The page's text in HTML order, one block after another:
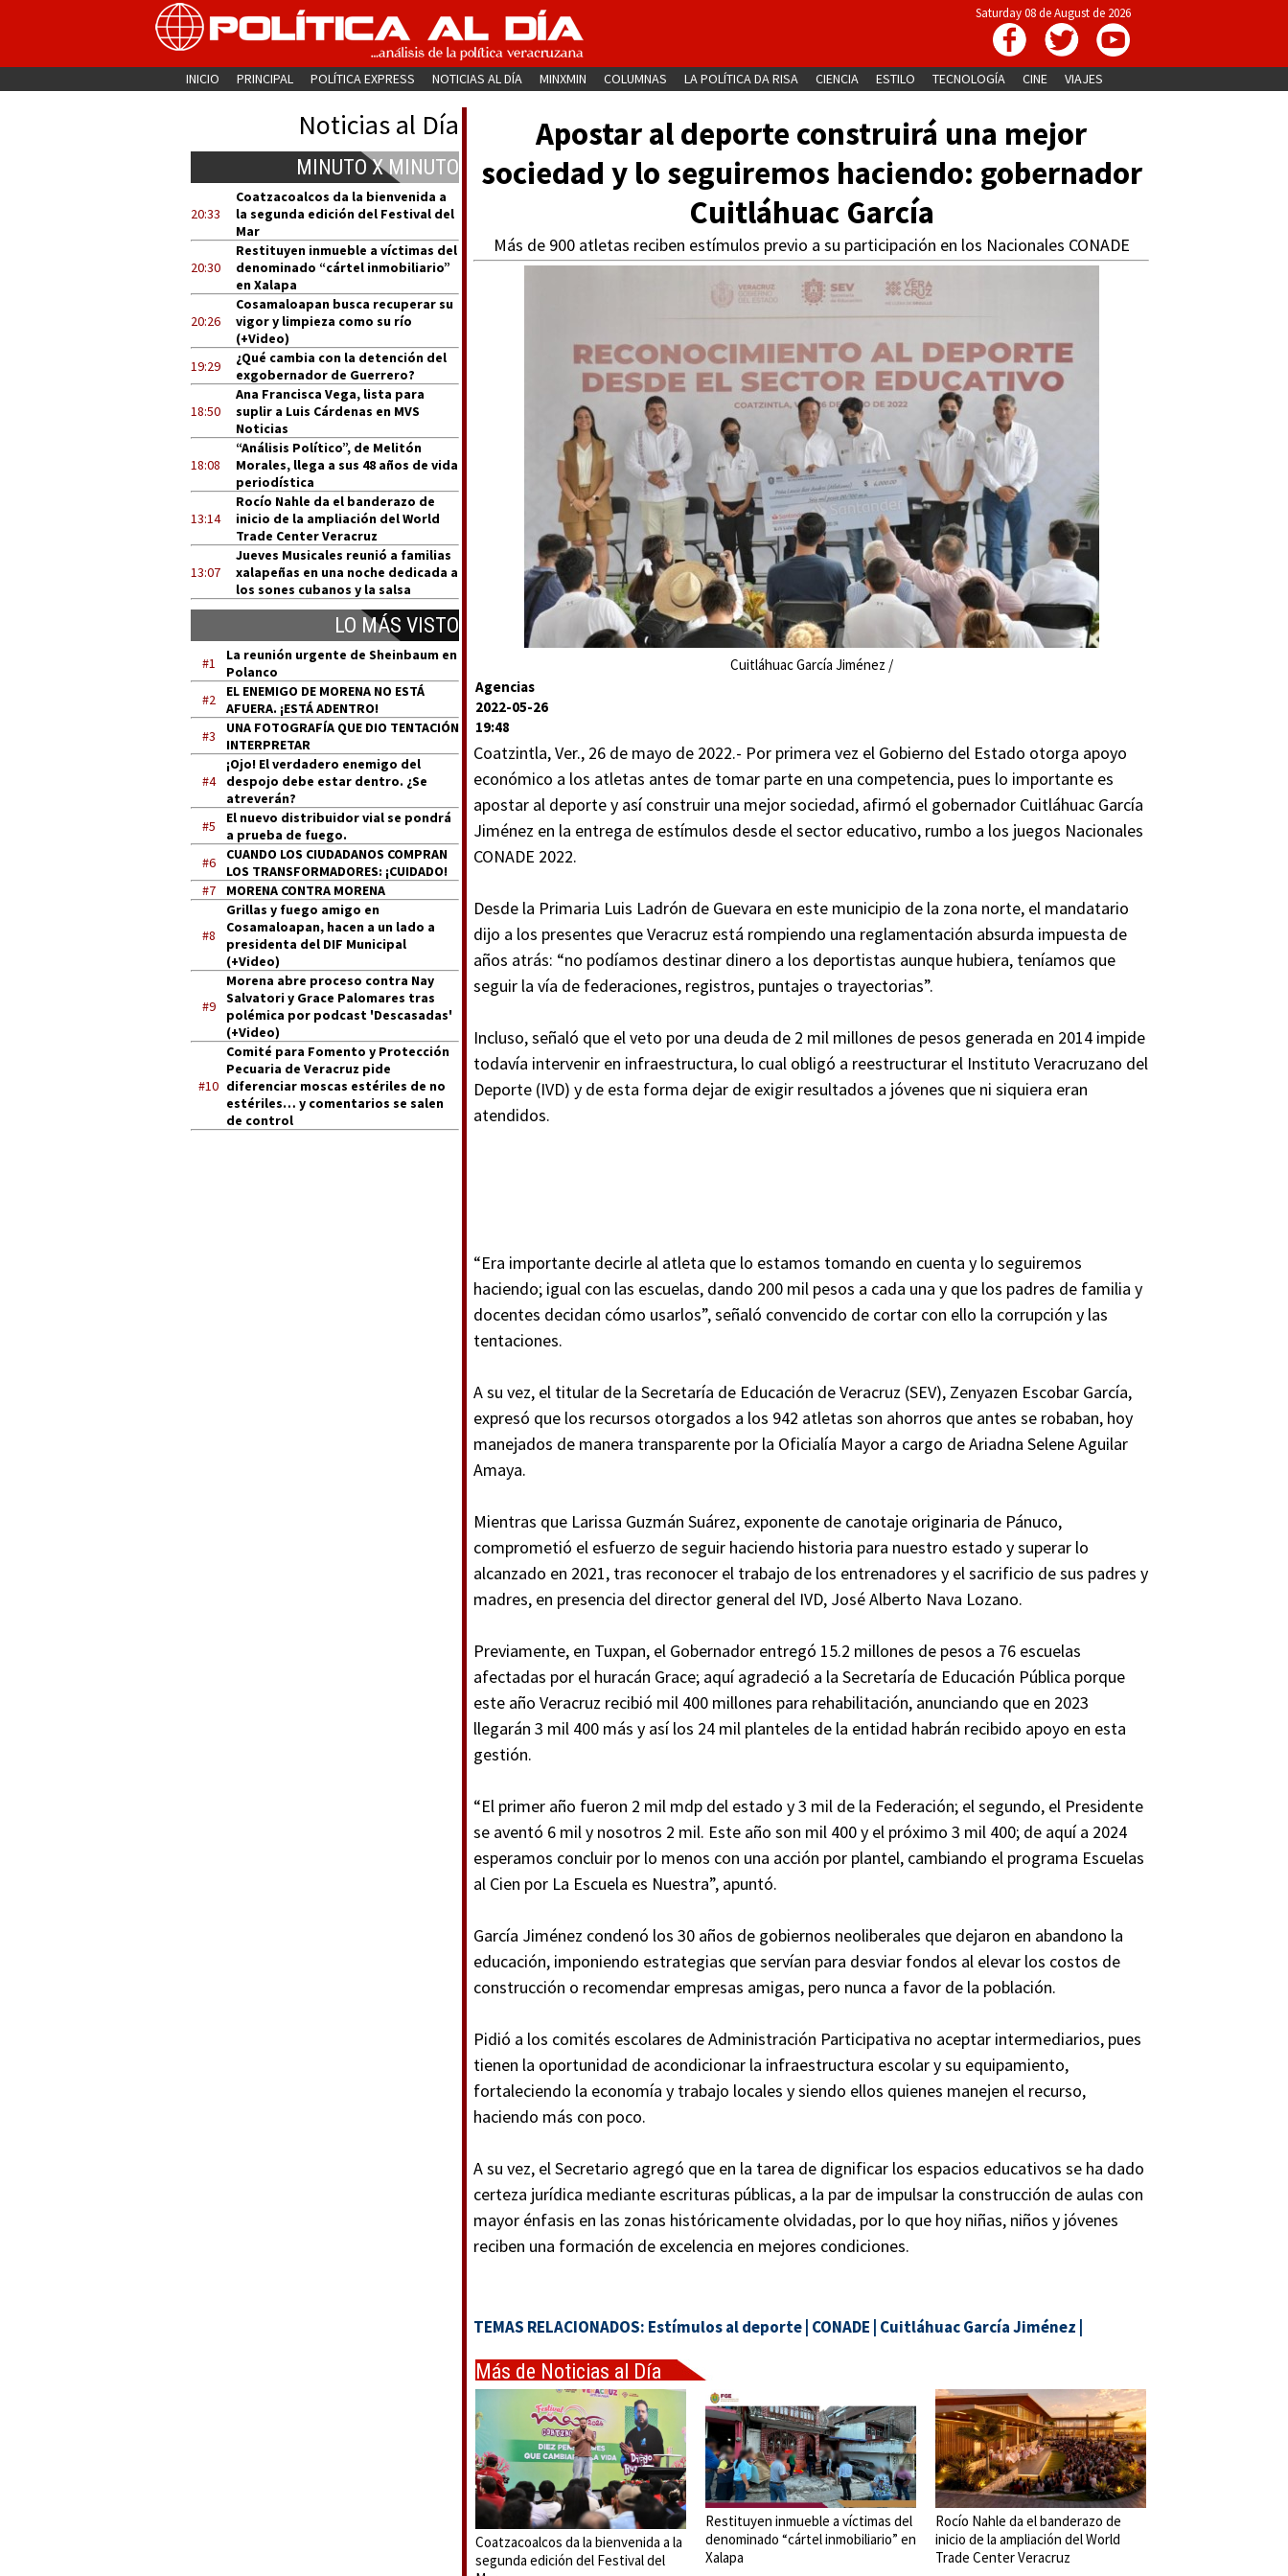
Saturday 08 de August de 2026
INICIO PRINCIPAL POLÍTICA EXPRESS NOTICIAS AL DÍA MINXMIN COLUMNAS LA POLÍTICA DA RISA CIENCIA ESTILO TECNOLOGÍA CINE VIAJES
Noticias al Día
MINUTO X MINUTO
20:33
Coatzacoalcos da la bienvenida a
la segunda edición del Festival del
Mar
20:30
Restituyen inmueble a víctimas del
denominado “cártel inmobiliario”
en Xalapa
20:26
Cosamaloapan busca recuperar su
vigor y limpieza como su río
(+Video)
19:29
¿Qué cambia con la detención del
exgobernador de Guerrero?
18:50
Ana Francisca Vega, lista para
suplir a Luis Cárdenas en MVS
Noticias
18:08
“Análisis Político”, de Melitón
Morales, llega a sus 48 años de vida
periodística
13:14
Rocío Nahle da el banderazo de
inicio de la ampliación del World
Trade Center Veracruz
13:07
Jueves Musicales reunió a familias
xalapeñas en una noche dedicada a
los sones cubanos y la salsa
LO MÁS VISTO
#1
La reunión urgente de Sheinbaum en
Polanco
#2
EL ENEMIGO DE MORENA NO ESTÁ
AFUERA. ¡ESTÁ ADENTRO!
#3
UNA FOTOGRAFÍA QUE DIO TENTACIÓN
INTERPRETAR
#4
¡Ojo! El verdadero enemigo del
despojo debe estar dentro. ¿Se
atreverán?
#5
El nuevo distribuidor vial se pondrá
a prueba de fuego.
#6
CUANDO LOS CIUDADANOS COMPRAN
LOS TRANSFORMADORES: ¡CUIDADO!
#7
MORENA CONTRA MORENA
#8
Grillas y fuego amigo en
Cosamaloapan, hacen a un lado a
presidenta del DIF Municipal
(+Video)
#9
Morena abre proceso contra Nay
Salvatori y Grace Palomares tras
polémica por podcast 'Descasadas'
(+Video)
#10
Comité para Fomento y Protección
Pecuaria de Veracruz pide
diferenciar moscas estériles de no
estériles… y comentarios se salen
de control
Apostar al deporte construirá una mejor
sociedad y lo seguiremos haciendo: gobernador
Cuitláhuac García
Más de 900 atletas reciben estímulos previo a su participación en los Nacionales CONADE
Cuitláhuac García Jiménez /
Agencias
2022-05-26
19:48
Coatzintla, Ver., 26 de mayo de 2022.- Por primera vez el Gobierno del Estado otorga apoyo
económico a los atletas antes de tomar parte en una competencia, pues lo importante es
apostar al deporte y así construir una mejor sociedad, afirmó el gobernador Cuitláhuac García
Jiménez en la entrega de estímulos desde el sector educativo, rumbo a los juegos Nacionales
CONADE 2022.
Desde la Primaria Luis Ladrón de Guevara en este municipio de la zona norte, el mandatario
dijo a los presentes que Veracruz está rompiendo una reglamentación absurda impuesta de
años atrás: “no podíamos destinar dinero a los deportistas aunque hubiera, teníamos que
seguir la vía de federaciones, registros, puntajes o trayectorias”.
Incluso, señaló que el veto por una deuda de 2 mil millones de pesos generada en 2014 impide
todavía intervenir en infraestructura, lo cual obligó a reestructurar el Instituto Veracruzano del
Deporte (IVD) y de esta forma dejar de exigir resultados a jóvenes que ni siquiera eran
atendidos.
“Era importante decirle al atleta que lo estamos tomando en cuenta y lo seguiremos
haciendo; igual con las escuelas, dando 200 mil pesos a cada una y que los padres de familia y
docentes decidan cómo usarlos”, señaló convencido de cortar con ello la corrupción y las
tentaciones.
A su vez, el titular de la Secretaría de Educación de Veracruz (SEV), Zenyazen Escobar García,
expresó que los recursos otorgados a los 942 atletas son ahorros que antes se robaban, hoy
manejados de manera transparente por la Oficialía Mayor a cargo de Ariadna Selene Aguilar
Amaya.
Mientras que Larissa Guzmán Suárez, exponente de canotaje originaria de Pánuco,
comprometió el esfuerzo de seguir haciendo historia para nuestro estado y superar lo
alcanzado en 2021, tras reconocer el trabajo de los entrenadores y el sacrificio de sus padres y
madres, en presencia del director general del IVD, José Alberto Nava Lozano.
Previamente, en Tuxpan, el Gobernador entregó 15.2 millones de pesos a 76 escuelas
afectadas por el huracán Grace; aquí agradeció a la Secretaría de Educación Pública porque
este año Veracruz recibió mil 400 millones para rehabilitación, anunciando que en 2023
llegarán 3 mil 400 más y así los 24 mil planteles de la entidad habrán recibido apoyo en esta
gestión.
“El primer año fueron 2 mil mdp del estado y 3 mil de la Federación; el segundo, el Presidente
se aventó 6 mil y nosotros 2 mil. Este año son mil 400 y el próximo 3 mil 400; de aquí a 2024
esperamos concluir por lo menos con una acción por plantel, cambiando el programa Escuelas
al Cien por La Escuela es Nuestra”, apuntó.
García Jiménez condenó los 30 años de gobiernos neoliberales que dejaron en abandono la
educación, imponiendo estrategias que servían para desviar fondos al elevar los costos de
construcción o recomendar empresas amigas, pero nunca a favor de la población.
Pidió a los comités escolares de Administración Participativa no aceptar intermediarios, pues
tienen la oportunidad de acondicionar la infraestructura escolar y su equipamiento,
fortaleciendo la economía y trabajo locales y siendo ellos quienes manejen el recurso,
haciendo más con poco.
A su vez, el Secretario agregó que en la tarea de dignificar los espacios educativos se ha dado
certeza jurídica mediante escrituras públicas, a la par de impulsar la construcción de aulas con
mayor énfasis en las zonas históricamente olvidadas, por lo que hoy niñas, niños y jóvenes
reciben una formación de excelencia en mejores condiciones.
TEMAS RELACIONADOS: Estímulos al deporte CONADE Cuitláhuac García Jiménez
Más de Noticias al Día
Coatzacoalcos da la bienvenida a la
segunda edición del Festival del
Restituyen inmueble a víctimas del
denominado “cártel inmobiliario” en
Xalapa
Rocío Nahle da el banderazo de
inicio de la ampliación del World
Trade Center Veracruz